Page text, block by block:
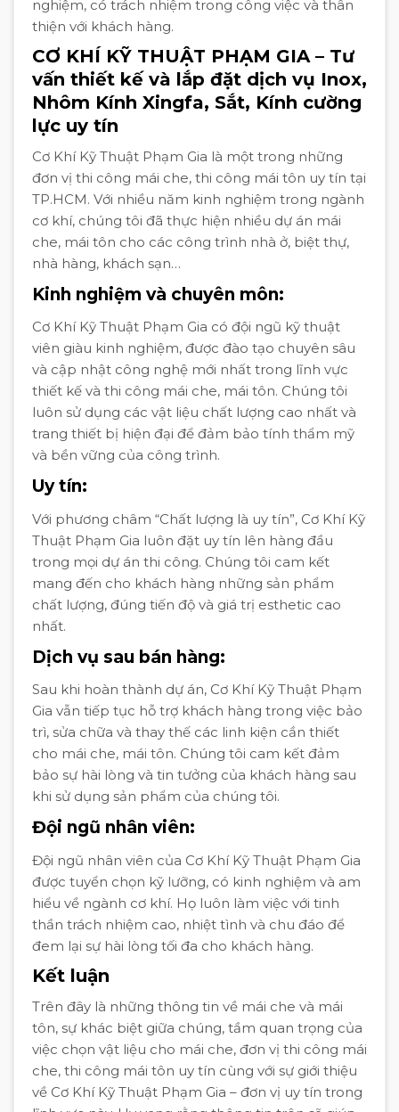
nghiệm, có trách nhiệm trong công việc và thân
thiện với khách hàng.
CƠ KHÍ KỸ THUẬT PHẠM GIA – Tư
vấn thiết kế và lắp đặt dịch vụ Inox,
Nhôm Kính Xingfa, Sắt, Kính cường
lực uy tín
Cơ Khí Kỹ Thuật Phạm Gia là một trong những
đơn vị thi công mái che, thi công mái tôn uy tín tại
TP.HCM. Với nhiều năm kinh nghiệm trong ngành
cơ khí, chúng tôi đã thực hiện nhiều dự án mái
che, mái tôn cho các công trình nhà ở, biệt thự,
nhà hàng, khách sạn…
Kinh nghiệm và chuyên môn:
Cơ Khí Kỹ Thuật Phạm Gia có đội ngũ kỹ thuật
viên giàu kinh nghiệm, được đào tạo chuyên sâu
và cập nhật công nghệ mới nhất trong lĩnh vực
thiết kế và thi công mái che, mái tôn. Chúng tôi
luôn sử dụng các vật liệu chất lượng cao nhất và
trang thiết bị hiện đại để đảm bảo tính thẩm mỹ
và bền vững của công trình.
Uy tín:
Với phương châm “Chất lượng là uy tín”, Cơ Khí Kỹ
Thuật Phạm Gia luôn đặt uy tín lên hàng đầu
trong mọi dự án thi công. Chúng tôi cam kết
mang đến cho khách hàng những sản phẩm
chất lượng, đúng tiến độ và giá trị esthetic cao
nhất.
Dịch vụ sau bán hàng:
Sau khi hoàn thành dự án, Cơ Khí Kỹ Thuật Phạm
Gia vẫn tiếp tục hỗ trợ khách hàng trong việc bảo
trì, sửa chữa và thay thế các linh kiện cần thiết
cho mái che, mái tôn. Chúng tôi cam kết đảm
bảo sự hài lòng và tin tưởng của khách hàng sau
khi sử dụng sản phẩm của chúng tôi.
Đội ngũ nhân viên:
Đội ngũ nhân viên của Cơ Khí Kỹ Thuật Phạm Gia
được tuyển chọn kỹ lưỡng, có kinh nghiệm và am
hiểu về ngành cơ khí. Họ luôn làm việc với tinh
thần trách nhiệm cao, nhiệt tình và chu đáo để
đem lại sự hài lòng tối đa cho khách hàng.
Kết luận
Trên đây là những thông tin về mái che và mái
tôn, sự khác biệt giữa chúng, tầm quan trọng của
việc chọn vật liệu cho mái che, đơn vị thi công mái
che, thi công mái tôn uy tín cùng với sự giới thiệu
về Cơ Khí Kỹ Thuật Phạm Gia – đơn vị uy tín trong